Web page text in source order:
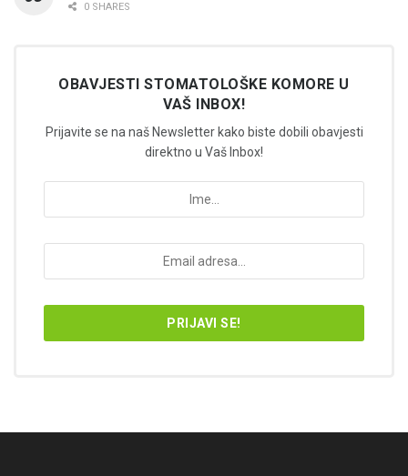
0 SHARES
OBAVJESTI STOMATOLOŠKE KOMORE U
VAŠ INBOX!
Prijavite se na naš Newsletter kako biste dobili obavjesti
direktno u Vaš Inbox!